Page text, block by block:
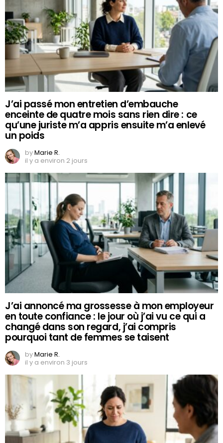
J’ai passé mon entretien d’embauche
enceinte de quatre mois sans rien dire : ce
qu’une juriste m’a appris ensuite m’a enlevé
un poids
byMarie R.
il y a environ 2 jours
J’ai annoncé ma grossesse à mon employeur
en toute confiance : le jour où j’ai vu ce qui a
changé dans son regard, j’ai compris
pourquoi tant de femmes se taisent
byMarie R.
il y a environ 3 jours